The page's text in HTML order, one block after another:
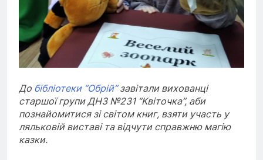
До бібліотеки “Обрій”завітали вихованці
старшої групи ДНЗ №231 “Квіточка”, аби
познайомитися зі світом книг, взяти участь у
ляльковій виставі та відчути справжню магію
казки.